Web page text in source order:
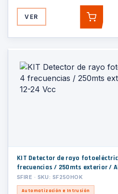
VER
KIT Detector de rayo
frecuencias / 250mts exterior /
SFIRE · SKU: SF250HOK
Automatización e Intrusión